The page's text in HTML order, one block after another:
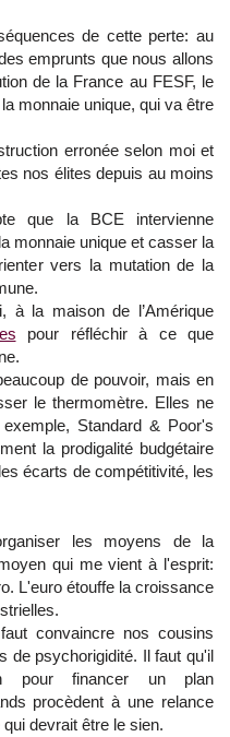
de cette perte: au
emprunts que nous allons
de la France au FESF, le
monnaie unique, qui va être
erronée selon moi et
nos élites depuis au moins
que la BCE intervienne
monnaie unique et casser la
vers la mutation de la
à la maison de l’Amérique
pour réfléchir à ce que
de pouvoir, mais en
le thermomètre. Elles ne
Standard & Poor's
la prodigalité budgétaire
écarts de compétitivité, les
les moyens de la
qui me vient à l'esprit:
L'euro étouffe la croissance
convaincre nos cousins
de psychorigidité. Il faut qu'il
pour financer un plan
procèdent à une relance
devrait être le sien.